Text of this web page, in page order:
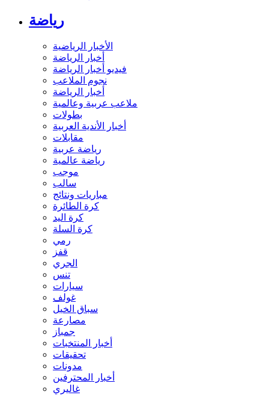
رياضة
الأخبار الرياضية
أخبار الرياضة
فيديو أخبار الرياضة
نجوم الملاعب
أخبار الرياضة
ملاعب عربية وعالمية
بطولات
أخبار الأندية العربية
مقابلات
رياضة عربية
رياضة عالمية
موجب
سالب
مباريات ونتائج
كرة الطائرة
كرة اليد
كرة السلة
رمي
قفز
الجري
تنس
سيارات
غولف
سباق الخيل
مصارعة
جمباز
أخبار المنتخبات
تحقيقات
مدونات
أخبار المحترفين
غاليري